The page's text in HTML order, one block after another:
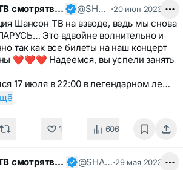
ШАНСОН ТВ смотрятвсешансонтв @SHANSONTV ·20 июн 2023
Шансон ТВ на взводе, ведь мы снова
Это вдвойне волнительно и
так как все билеты на наш концерт
❤️❤️❤️ Надеемся, вы успели занять
17 июля в 22:00 в легендарном ле…
1 606
ШАНСОН ТВ смотрятвсешансонтв @SHANSONTV·29 мая 2023